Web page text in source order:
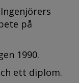
på
1990.
ett diplom.